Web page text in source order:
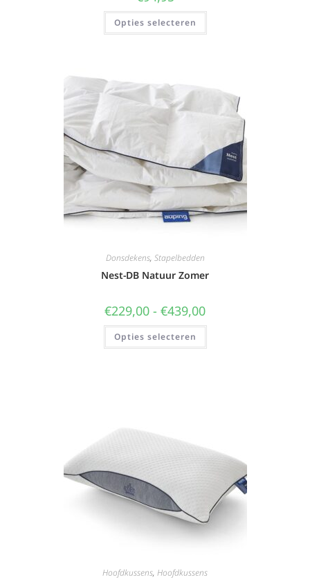
Opties selecteren
Donsdekens, Stapelbedden
Nest-DB Natuur Zomer
€229,00 - €439,00
Opties selecteren
Hoofdkussens, Hoofdkussens